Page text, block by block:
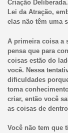
Criação
Lei da Atração,
elas não têm uma
A primeira coisa a
pensa que para
coisas estão do
você. Nessa
dificuldades
toma
criar, então você
as coisas de
Você não tem que